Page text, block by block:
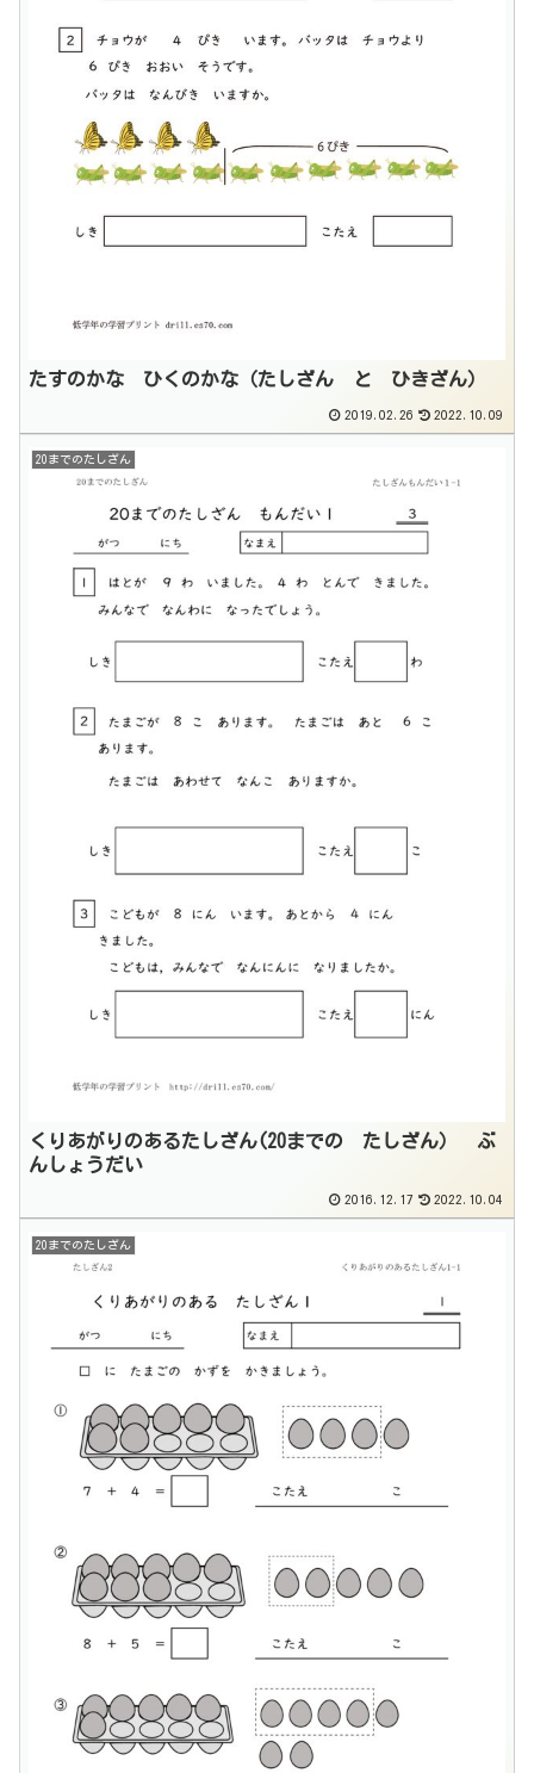
たすのかな ひくのかな（たしざん と ひきざん）
2019.02.26 2022.10.09
20までのたしざん
くりあがりのあるたしざん(20までの たしざん） ぶ
んしょうだい
2016.12.17 2022.10.04
20までのたしざん